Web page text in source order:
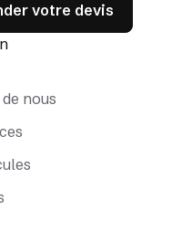
votre devis
nous